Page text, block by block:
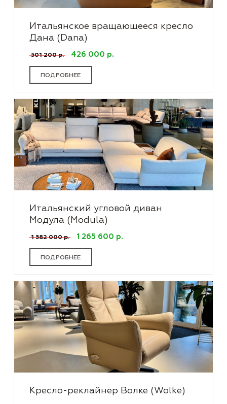
Итальянское вращающееся кресло
Дана (Dana)
501 200 р. 426 000 р.
ПОДРОБНЕЕ
Итальянский угловой диван
Модула (Modula)
1 582 000 р. 1 265 600 р.
ПОДРОБНЕЕ
Кресло-реклайнер Волке (Wolke)